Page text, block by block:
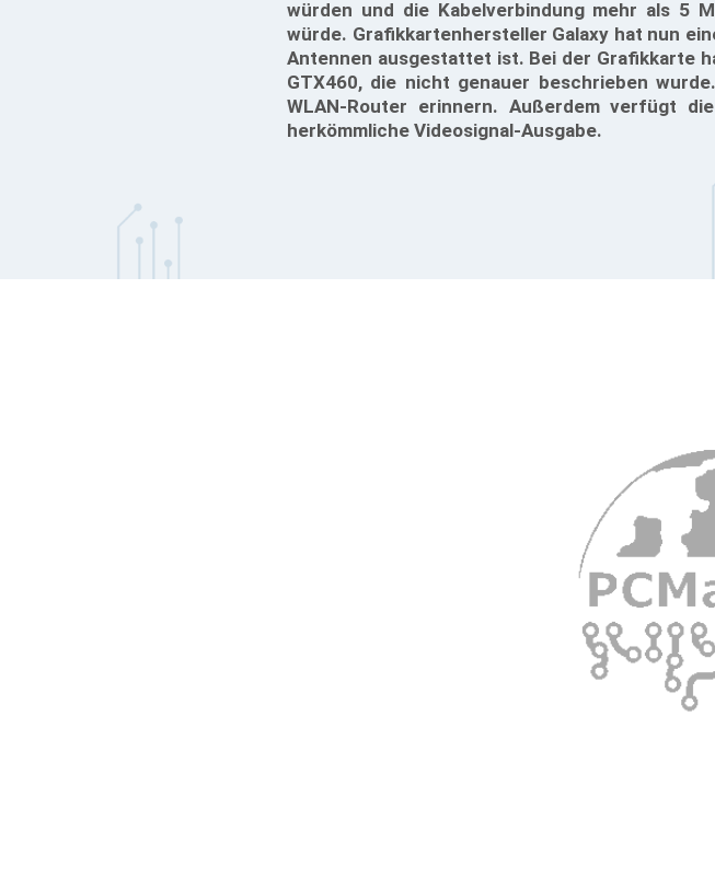
würden und die Kabelverbindung mehr als 5
würde. Grafikkartenhersteller Galaxy hat nun
Antennen ausgestattet ist. Bei der Grafikkarte
GTX460, die nicht genauer beschrieben
WLAN-Router erinnern. Außerdem verfügt
herkömmliche Videosignal-Ausgabe.